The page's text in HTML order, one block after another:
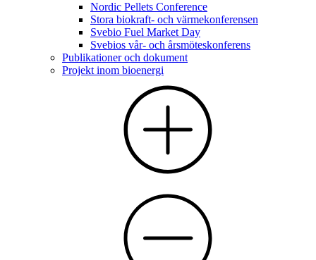
Nordic Pellets Conference
Stora biokraft- och värmekonferensen
Svebio Fuel Market Day
Svebios vår- och årsmöteskonferens
Publikationer och dokument
Projekt inom bioenergi